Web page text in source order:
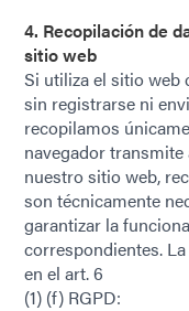
4. Recopilación de
sitio web
Si utiliza el sitio web
sin registrarse ni
recopilamos
navegador
nuestro sitio web,
son técnicamente
garantizar la
correspondientes.
en el art. 6
(1) (f) RGPD: